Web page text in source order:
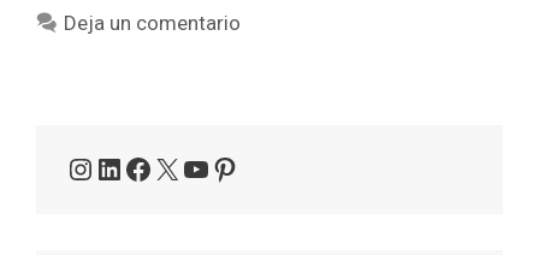
Deja un comentario
Instagram
LinkedIn
Facebook
X YouTube
Pinterest